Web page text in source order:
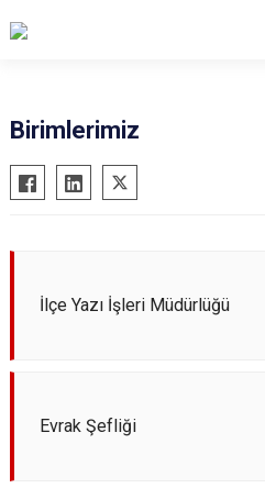
Ayancık
Boyabat
Erfelek
Saraydüzü
Birimlerimiz
İlçe Yazı İşleri Müdürlüğü
Evrak Şefliği